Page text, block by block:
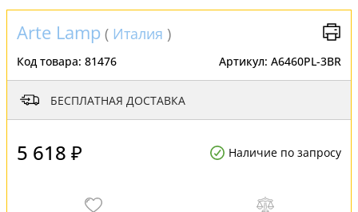
Arte Lamp ( Италия )
Код товара: 81476 Артикул: A6460PL-3BR
БЕСПЛАТНАЯ ДОСТАВКА
5 618 ₽ Наличие по запросу